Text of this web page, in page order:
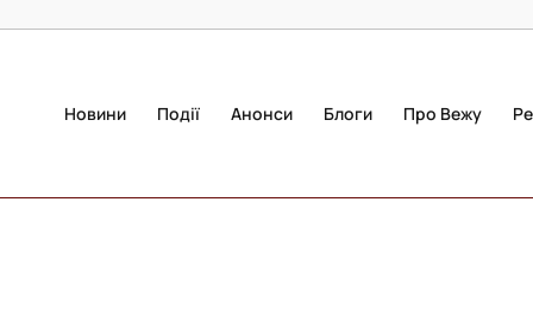
Новини Події Анонси Блоги Про Вежу